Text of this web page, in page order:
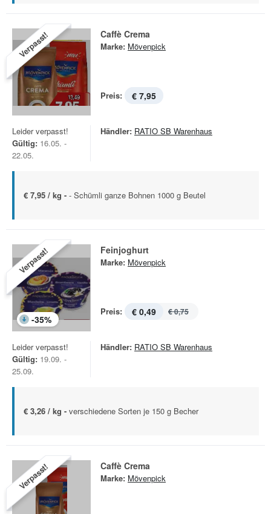
Verpasst! Caffè Crema
Marke: Mövenpick
Preis: € 7,95
Leider verpasst!
Gültig: 16.05. -
22.05.
Händler: RATIO SB Warenhaus
€ 7,95 / kg - - Schümli ganze Bohnen 1000 g Beutel
Verpasst!
-35%
Feinjoghurt
Marke: Mövenpick
Preis: € 0,49 € 0,75
Leider verpasst!
Gültig: 19.09. -
25.09.
Händler: RATIO SB Warenhaus
€ 3,26 / kg - verschiedene Sorten je 150 g Becher
Verpasst! Caffè Crema
Marke: Mövenpick